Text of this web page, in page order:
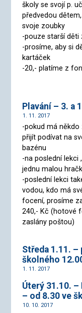
školy se svojí p.
předvedou
svoje zoubky
-pouze starší děti
-prosíme, aby si
kartáček
-20,- platíme z
Plavání – 3. a
1. 11. 2017
-pokud má
přijít podívat na
bazénu
-na poslední lekci
jednu malou
-poslední lekci
vodou, kdo má
focení, prosíme
240,- Kč (hotové
zaslány poštou)
Středa 1.11.
školného
1. 11. 2017
Úterý 31.10.
– od 8.30 ve
10. 10. 2017